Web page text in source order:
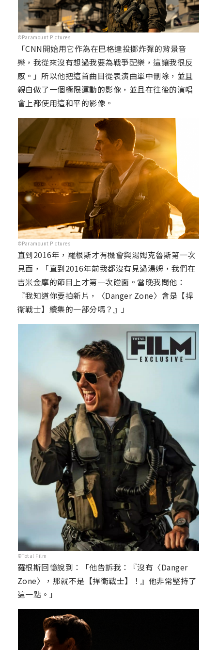
©Paramount Pictures
「CNN開始用它作為在巴格達投擲炸彈的背景音
樂，我從來沒有想過我要為戰爭配樂，這讓我很反
感。」所以他把這首曲目從表演曲單中刪除，並且
親自做了一個極限運動的影像，並且在往後的演唱
會上都使用這和平的影像。
©Paramount Pictures
直到2016年，羅根斯才有機會與湯姆克魯斯第一次
見面，「直到2016年前我都沒有見過湯姆，我們在
吉米金摩的節目上才第一次碰面。當晚我問他：
『我知道你要拍新片，〈Danger Zone〉會是【捍
衛戰士】續集的一部分嗎？』」
©Total Film
羅根斯回憶說到：「他告訴我：『沒有〈Danger
Zone〉，那就不是【捍衛戰士】！』他非常堅持了
這一點。」